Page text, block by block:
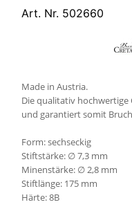
Art. Nr. 502660
Made in Austria.
Die qualitativ hochwertige
und garantiert somit
Form: sechseckig
Stiftstärke: ∅ 7,3 mm
Minenstärke: ∅ 2,8 mm
Stiftlänge: 175 mm
Härte: 8B